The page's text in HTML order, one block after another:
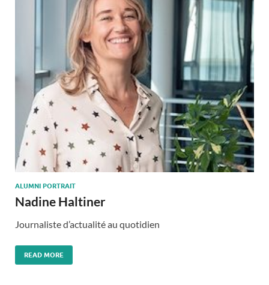
ALUMNI PORTRAIT
Nadine Haltiner
Journaliste d’actualité au quotidien
READ MORE